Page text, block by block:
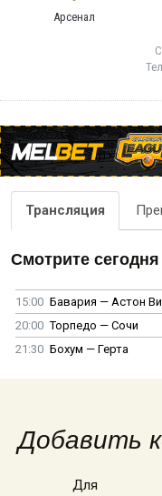
Арсенал
Трансляция
Смотрите сегодня
15:00 Бавария — Астон
20:00 Торпедо — Сочи
21:30 Бохум — Герта
Добавить
Для